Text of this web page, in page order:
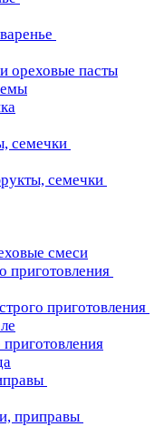
ореховые пасты
семечки
семечки
смеси
приготовления
приготовления
приправы